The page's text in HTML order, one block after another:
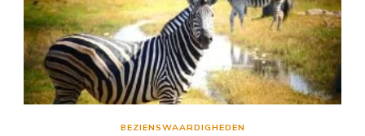
BEZIENSWAARDIGHEDEN